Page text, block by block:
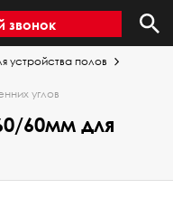
звонок
устройства полов
углов
60мм для